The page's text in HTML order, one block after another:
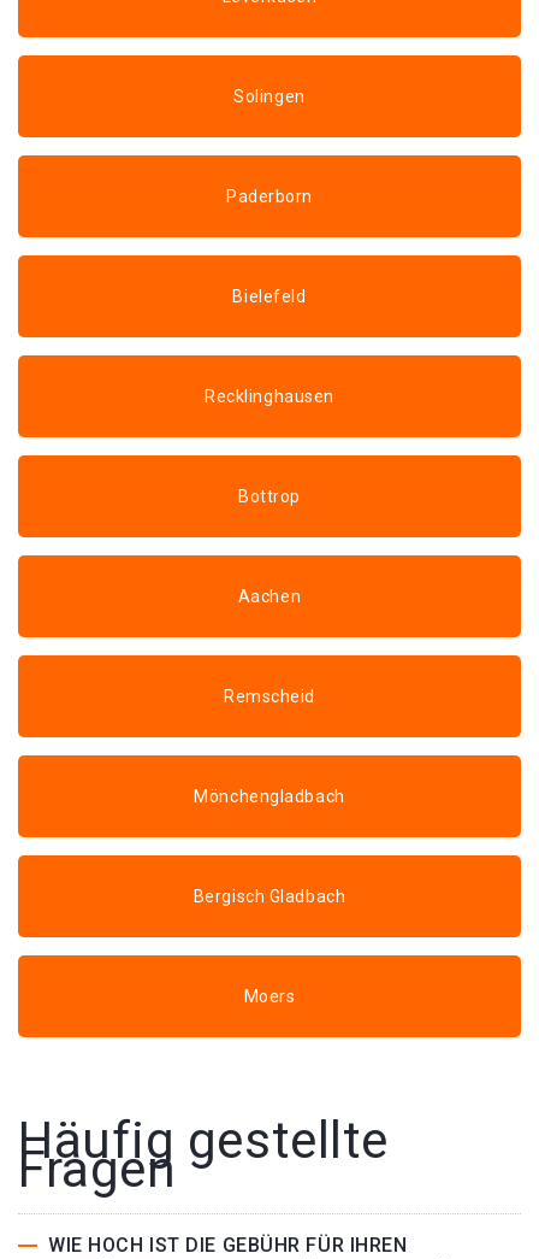
Solingen
Paderborn
Bielefeld
Recklinghausen
Bottrop
Aachen
Remscheid
Mönchengladbach
Bergisch Gladbach
Moers
Häufig gestellte
Fragen
WIE HOCH IST DIE GEBÜHR FÜR IHREN